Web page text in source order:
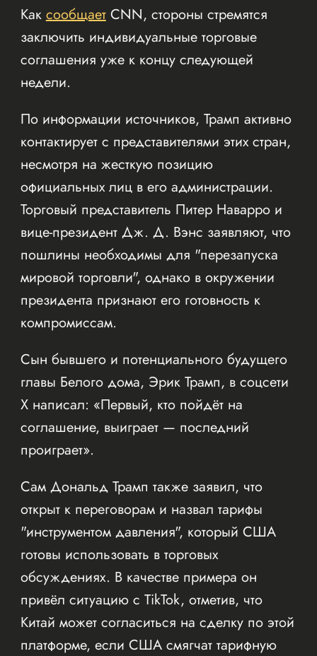
Как сообщаетCNN, стороны стремятся
заключить индивидуальные торговые
соглашения уже к концу следующей
недели.
По информации источников, Трамп активно
контактирует с представителями этих стран,
несмотря на жесткую позицию
официальных лиц в его администрации.
Торговый представитель Питер Наварро и
вице-президент Дж. Д. Вэнс заявляют, что
пошлины необходимы для "перезапуска
мировой торговли", однако в окружении
президента признают его готовность к
компромиссам.
Сын бывшего и потенциального будущего
главы Белого дома, Эрик Трамп, в соцсети
Х написал: «Первый, кто пойдёт на
соглашение, выиграет — последний
проиграет».
Сам Дональд Трамп также заявил, что
открыт к переговорам и назвал тарифы
"инструментом давления", который США
готовы использовать в торговых
обсуждениях. В качестве примера он
привёл ситуацию с TikTok, отметив, что
Китай может согласиться на сделку по этой
платформе, если США смягчат тарифную